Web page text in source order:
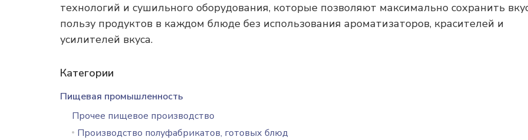
технологий и сушильного оборудования, которые позволяют максимально сохранить
пользу продуктов в каждом блюде без использования ароматизаторов, красителей и
усилителей вкуса.
Категории
Пищевая промышленность
Прочее пищевое производство
Производство полуфабрикатов, готовых блюд